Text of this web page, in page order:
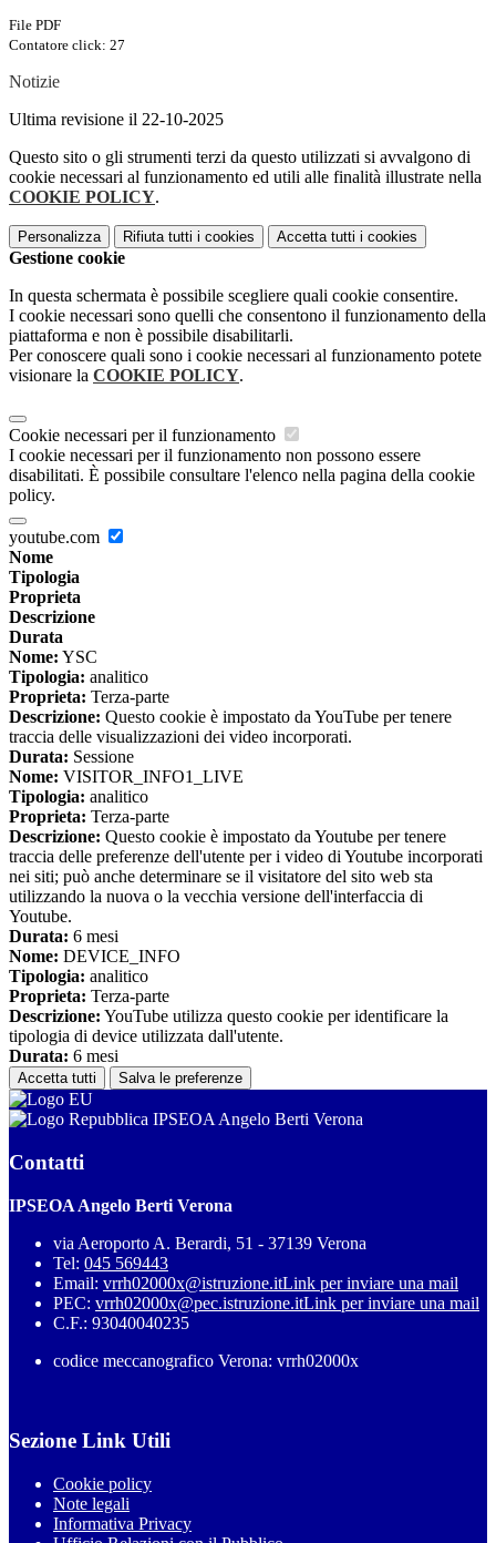
File PDF
Contatore click: 27
Notizie
Ultima revisione il 22-10-2025
Questo sito o gli strumenti terzi da questo utilizzati si avvalgono di
cookie necessari al funzionamento ed utili alle finalità illustrate nella
COOKIE POLICY.
Personalizza Rifiuta tutti i cookies Accetta tutti i cookies
Gestione cookie
In questa schermata è possibile scegliere quali cookie consentire.
I cookie necessari sono quelli che consentono il funzionamento della
piattaforma e non è possibile disabilitarli.
Per conoscere quali sono i cookie necessari al funzionamento potete
visionare la COOKIE POLICY.
Cookie necessari per il funzionamento
I cookie necessari per il funzionamento non possono essere
disabilitati. È possibile consultare l'elenco nella pagina della cookie
policy.
youtube.com
Nome
Tipologia
Proprieta
Descrizione
Durata
Nome: YSC
Tipologia: analitico
Proprieta: Terza-parte
Descrizione: Questo cookie è impostato da YouTube per tenere
traccia delle visualizzazioni dei video incorporati.
Durata: Sessione
Nome: VISITOR_INFO1_LIVE
Tipologia: analitico
Proprieta: Terza-parte
Descrizione: Questo cookie è impostato da Youtube per tenere
traccia delle preferenze dell'utente per i video di Youtube incorporati
nei siti; può anche determinare se il visitatore del sito web sta
utilizzando la nuova o la vecchia versione dell'interfaccia di
Youtube.
Durata: 6 mesi
Nome: DEVICE_INFO
Tipologia: analitico
Proprieta: Terza-parte
Descrizione: YouTube utilizza questo cookie per identificare la
tipologia di device utilizzata dall'utente.
Durata: 6 mesi
Accetta tutti Salva le preferenze
IPSEOA Angelo Berti Verona
Contatti
IPSEOA Angelo Berti Verona
via Aeroporto A. Berardi, 51 - 37139 Verona
Tel: 045 569443
Email: vrrh02000x@istruzione.itLink per inviare una mail
PEC: vrrh02000x@pec.istruzione.itLink per inviare una mail
C.F.: 93040040235
codice meccanografico Verona: vrrh02000x
Sezione Link Utili
Cookie policy
Note legali
Informativa Privacy